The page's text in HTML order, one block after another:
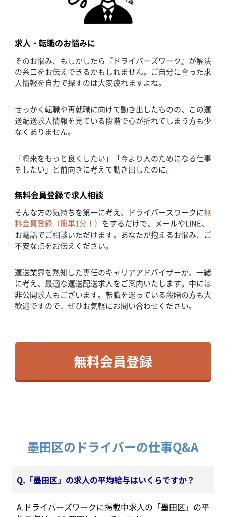
求人・転職のお悩みに
そのお悩み、もしかしたら『ドライバーズワーク』が解決
の糸口をお伝えできるかもしれません。ご自分に合った求
人情報を自力で探すのは大変疲れますよね。
せっかく転職や再就職に向けて動き出したものの、この運
送配送求人情報を見ている段階で心が折れてしまう方も少
なくありません。
「将来をもっと良くしたい」「今より人のためになる仕事
をしたい」と前向きに考えて動き出したのに。
無料会員登録で求人相談
そんな方の気持ちを第一に考え、ドライバーズワークに無
料会員登録（簡単1分！） をするだけで、メールやLINE、
お電話でご相談いただけます。あなたが抱えるお悩み、ご
不安な点をお伝えください。
運送業界を熟知した専任のキャリアアドバイザーが、一緒
に考え、最適な運送配送求人をご案内いたします。中には
非公開求人もございます。転職を迷っている段階の方も大
歓迎ですので、ぜひお気軽にお問い合わせください。
無料会員登録
墨田区のドライバーの仕事Q&A
Q.「墨田区」の求人の平均給与はいくらですか？
A.ドライバーズワークに掲載中求人の「墨田区」の平